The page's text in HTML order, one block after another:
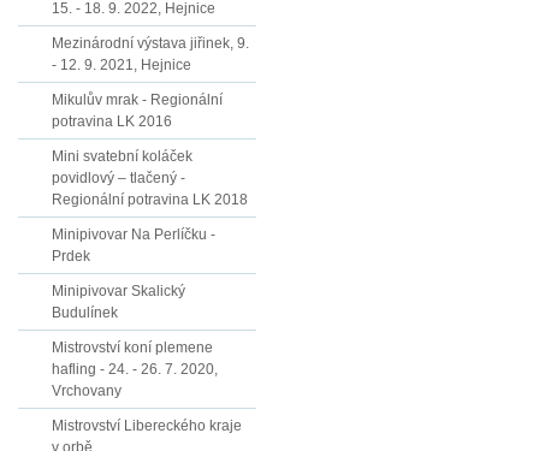
15. - 18. 9. 2022, Hejnice
Mezinárodní výstava jiřinek, 9.
- 12. 9. 2021, Hejnice
Mikulův mrak - Regionální
potravina LK 2016
Mini svatební koláček
povidlový – tlačený -
Regionální potravina LK 2018
Minipivovar Na Perlíčku -
Prdek
Minipivovar Skalický
Budulínek
Mistrovství koní plemene
hafling - 24. - 26. 7. 2020,
Vrchovany
Mistrovství Libereckého kraje
v orbě